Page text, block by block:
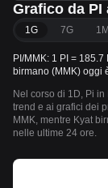
Grafico da PI
1G 7G 1M
PI/MMK: 1 PI =
birmano (MMK) oggi
Nel corso di 1D, Pi
trend e ai grafici dei
MMK, mentre Kyat
nelle ultime 24 ore.